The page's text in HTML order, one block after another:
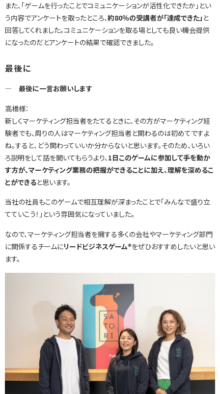
また、「ゲームを行ったことでコミュニケーションが活性化できたか」とい
う内容でアンケートを取ったところ、約80％の受講者が「達成できた」 と
回答してくれました。コミュニケーションを取る場としても良い機会提供
になったのだとアンケートの結果で確認できました。
最後に
― 最後に一言お願いします
高橋様：
新しくマーケティング担当者をたてるときに、その方がマーケティング経
験者でも、周りの人はマーケティング担当者と関わるのは初めてですよ
ね。すると、どう関わっていいか分からないと思います。そのため、いろい
ろ説明をして話を聞いてもらうより、 1日このゲームに参加して手を動か
す方が、マーケティング業務の把握ができることに加え、理解を深めるこ
とができると思います。
当社の社員もこのゲームで相互理解が深まったことで「みんなで盛り立
てていこう！」という雰囲気になっていました。
なので、マーケティング担当者を擁する多くの会社やマーケティング部門
に関係するチームにリードビジネスゲーム®をぜひおすすめしたいと思い
ます。